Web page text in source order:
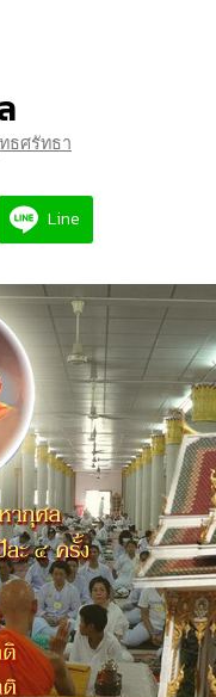
ธศรัทธา
Line